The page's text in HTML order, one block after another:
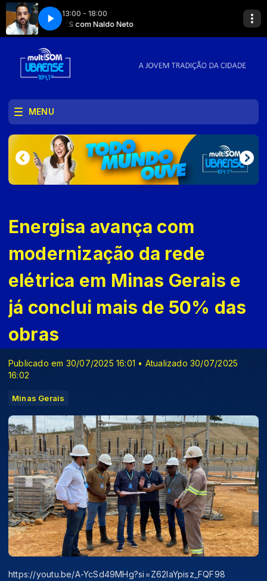
13:00 - 18:00
MULTI HITS com Naldo Neto MULTI HITS com
MENU
Energisa avança com
modernização da rede
elétrica em Minas Gerais e
já conclui mais de 50% das
obras
Publicado em 30/07/2025 16:01 • Atualizado 30/07/2025
16:02
Minas Gerais
https://youtu.be/A-YcSd49MHg?si=Z62IaYpisz_FQF98